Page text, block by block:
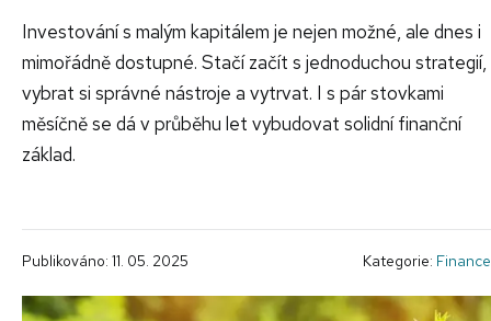
Investování s malým kapitálem je nejen možné, ale dnes i
mimořádně dostupné. Stačí začít s jednoduchou strategií,
vybrat si správné nástroje a vytrvat. I s pár stovkami
měsíčně se dá v průběhu let vybudovat solidní finanční
základ.
Publikováno: 11. 05. 2025 Kategorie: Finance